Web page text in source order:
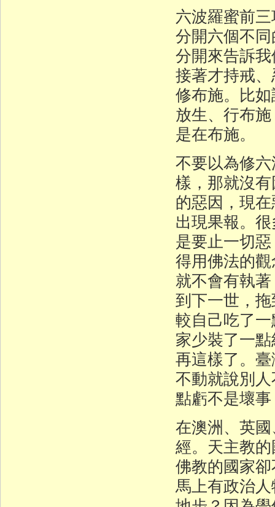
六波羅蜜前
分開六個不
分開來告訴
接著才持戒
修布施。比
放生、行布
是在布施。
不要以為修
樣，那就沒
的惡因，現
出現果報。
是要止一切
得用佛法的
就不會有執
到下一世，
較自己吃了
家少裝了一
再這樣了。
不動就說別
點虧不是壞
在澳洲、英
經。天主教
佛教的國家
馬上有政治